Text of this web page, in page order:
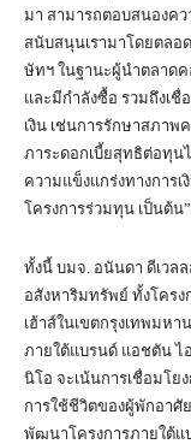
มา สามารถตอบสนองค
สนับสนุนเรามาโดยตลอ
ษัทฯ ในฐานะผู้นำตลาด
และมีกำลังซื้อ รวมถึงเชื่
เงิน เช่นการรักษาสภา
ภาระดอกเบี้ยสุทธิต่อทุน
ความแข็งแกร่งทางการ
โครงการร่วมทุน เป็นต้น”
ทั้งนี้ บมจ. อนันดา ดีเวล
อสังหาริมทรัพย์ ทั้งโคร
เฮ้าส์ในเขตกรุงเทพมห
ภายใต้แบรนด์ แอชตัน ไ
นิโอ จะเน้นการเชื่อมโย
การใช้ชีวิตของผู้พักอาศั
พัฒนาโครงการภายใต้แ